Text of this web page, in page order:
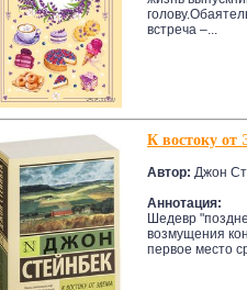
встреча –...
К востоку от
Автор: Джон
Аннотация:
Шедевр
возмущения
первое место